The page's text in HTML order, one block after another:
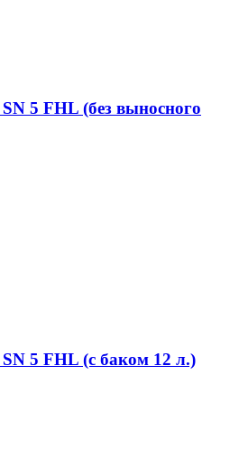
5 FHL (без выносного
5 FHL (с баком 12 л.)